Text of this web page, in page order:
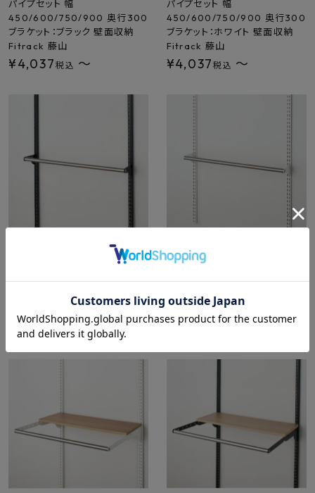
パイプセット 幅
450/600/750/900 奥行300
ブラケット：ブラック 壁面収納
Fitrack 藤山
¥4,037 税込 〜
パイプセット 幅
450/600/750/900 奥行300
ブラケット：ホワイト 壁面収納
Fitrack 藤山
¥4,037税込 〜
フィットラック パーツ LPセット
¥3,113税込 〜
フィットラック パーツ LPセット
小物パイプセット 幅
Fitrack 藤山
¥ 3,113税込 〜